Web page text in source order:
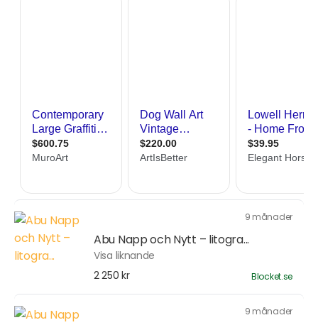
9 månader
Abu Napp och Nytt – litogra...
Visa liknande
2 250 kr
Blocket.se
9 månader